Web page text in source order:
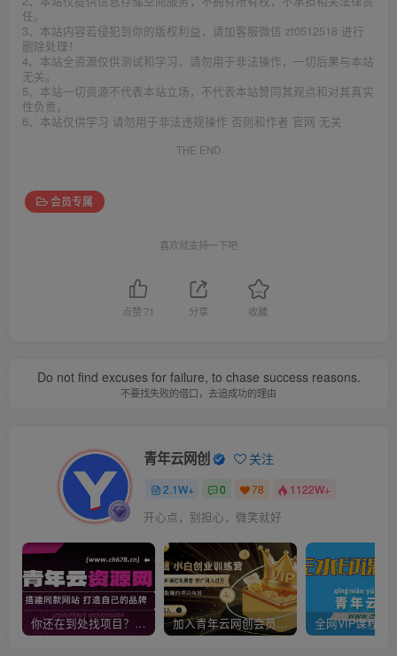
任。
3、本站内容若侵犯到你的版权利益，请加客服微信 zt0512518 进行
删除处理！
4、本站全资源仅供测试和学习，请勿用于非法操作，一切后果与本站
无关。
5、本站一切资源不代表本站立场，不代表本站赞同其观点和对其真实
性负责。
6、本站仅供学习 请勿用于非法违规操作 否则和作者 官网 无关
THE END
会员专属
喜欢就支持一下吧
点赞71 分享 收藏
Do not find excuses for failure, to chase success reasons.
不要找失败的借口，去追成功的理由
青年云网创 关注
2.1W+ 0 78 1122W+
开心点，别担心，微笑就好
你还在到处找项目？还在当韭菜？我靠卖项目一个月收入5万+，曾经我也是个失败者。 加入青年云网创会员，全站资源免费学习。加入高级合伙人，推广日入1000+